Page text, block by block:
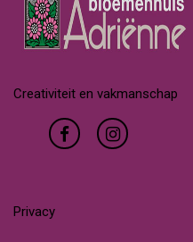
Creativiteit en vakmanschap
Privacy